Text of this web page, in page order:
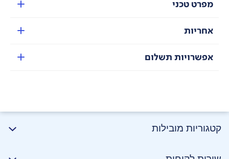
מפרט טכני
אחריות
אפשרויות תשלום
קטגוריות מובילות